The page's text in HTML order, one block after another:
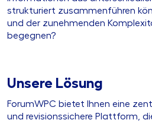
strukturiert zusammenführen
und der zunehmenden
begegnen?
Unsere Lösung
ForumWPC bietet Ihnen eine
und revisionssichere Plattform,